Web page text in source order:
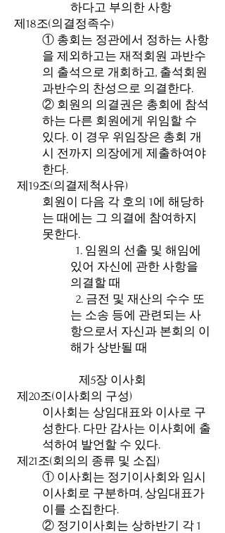
하다고 부의한 사항
제18조(의결정족수)
① 총회는 정관에서 정하는 사항
을 제외하고는 재적회원 과반수
의 출석으로 개회하고, 출석회원
과반수의 찬성으로 의결한다.
② 회원의 의결권은 총회에 참석
하는 다른 회원에게 위임할 수
있다. 이 경우 위임장은 총회 개
시 전까지 의장에게 제출하여야
한다.
제19조(의결제척사유)
회원이 다음 각 호의 1에 해당하
는 때에는 그 의결에 참여하지
못한다.
1. 임원의 선출 및 해임에
있어 자신에 관한 사항을
의결할 때
2. 금전 및 재산의 수수 또
는 소송 등에 관련되는 사
항으로서 자신과 본회의 이
해가 상반될 때
제5장 이사회
제20조(이사회의 구성)
이사회는 상임대표와 이사로 구
성한다. 다만 감사는 이사회에 출
석하여 발언할 수 있다.
제21조(회의의 종류 및 소집)
① 이사회는 정기이사회와 임시
이사회로 구분하며, 상임대표가
이를 소집한다.
② 정기이사회는 상하반기 각 1